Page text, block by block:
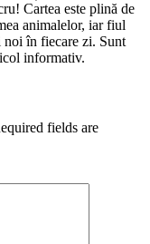
Cartea este plină de
animalelor, iar fiul
noi în fiecare zi. Sunt
informativ.
fields are